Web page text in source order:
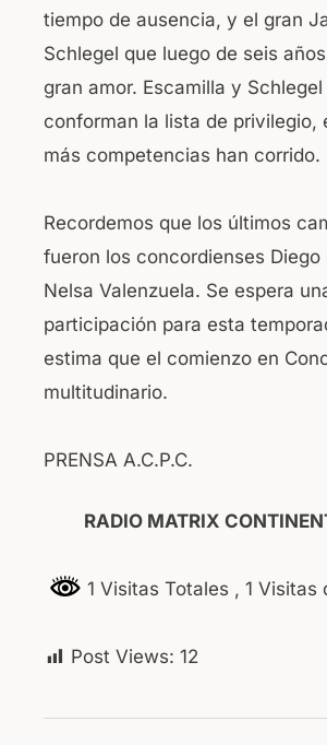
tiempo de ausencia, y el gran
Schlegel que luego de seis
gran amor. Escamilla y
conforman la lista de privilegio,
más competencias han corrido.
Recordemos que los últimos
fueron los concordienses Diego
Nelsa Valenzuela. Se espera
participación para esta
estima que el comienzo en
multitudinario.
PRENSA A.C.P.C.
RADIO MATRIX
1 Visitas Totales , 1 Visitas
Post Views: 12